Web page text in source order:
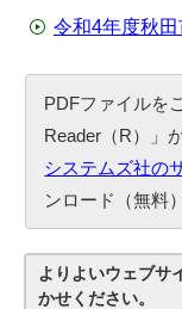
令和4年度秋
PDFファイルを
Reader（R）」
システムズ社の
ンロード（無料
よりよいウェブサ
かせください。